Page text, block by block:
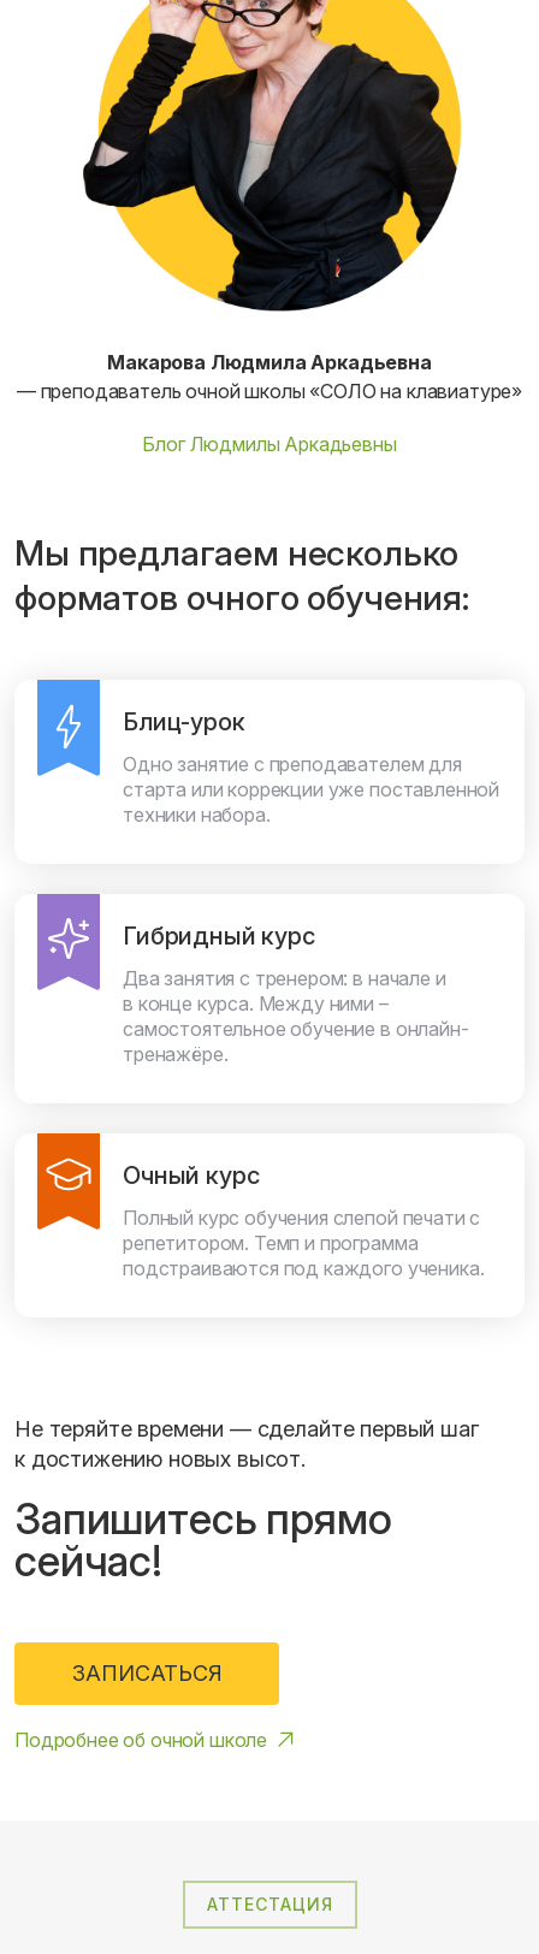
Макарова Людмила Аркадьевна
— преподаватель очной школы «СОЛО на клавиатуре»
Блог Людмилы Аркадьевны
Мы предлагаем несколько
форматов очного обучения:
Блиц-урок
Одно занятие с преподавателем для
старта или коррекции уже поставленной
техники набора.
Гибридный курс
Два занятия с тренером: в начале и
в конце курса. Между ними –
самостоятельное обучение в онлайн-
тренажёре.
Очный курс
Полный курс обучения слепой печати с
репетитором. Темп и программа
подстраиваются под каждого ученика.
Не теряйте времени — сделайте первый шаг
к достижению новых высот.
Запишитесь прямо
сейчас!
ЗАПИСАТЬСЯ
Подробнее об очной школе
АТТЕСТАЦИЯ